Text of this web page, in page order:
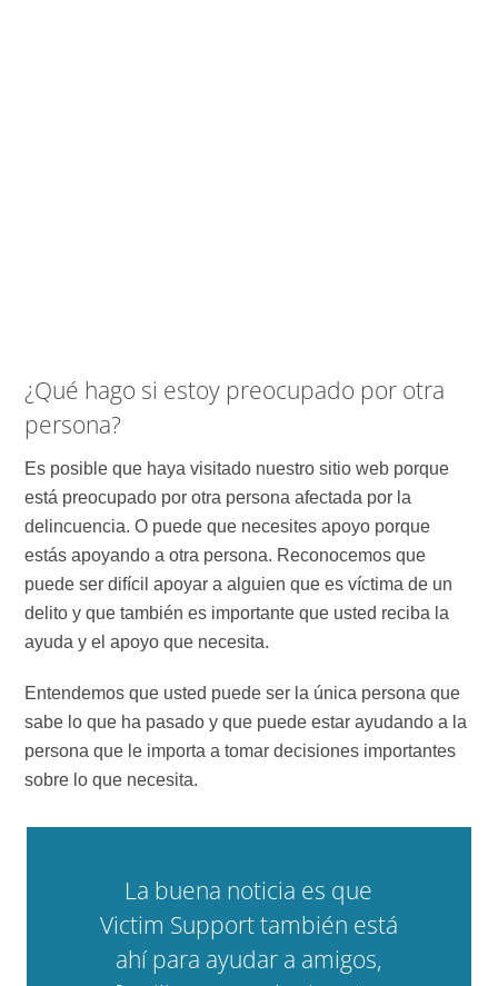
¿Qué hago si estoy preocupado por otra
persona?
Es posible que haya visitado nuestro sitio web porque
está preocupado por otra persona afectada por la
delincuencia. O puede que necesites apoyo porque
estás apoyando a otra persona. Reconocemos que
puede ser difícil apoyar a alguien que es víctima de un
delito y que también es importante que usted reciba la
ayuda y el apoyo que necesita.
Entendemos que usted puede ser la única persona que
sabe lo que ha pasado y que puede estar ayudando a la
persona que le importa a tomar decisiones importantes
sobre lo que necesita.
La buena noticia es que
Victim Support también está
ahí para ayudar a amigos,